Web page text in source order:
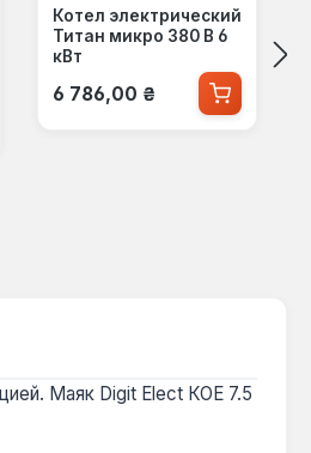
Котел электрический
Титан микро 380 В 6
кВт
Обычная цена:
6 786,00 ₴
Маяк Digit Elect КОЕ 7.5